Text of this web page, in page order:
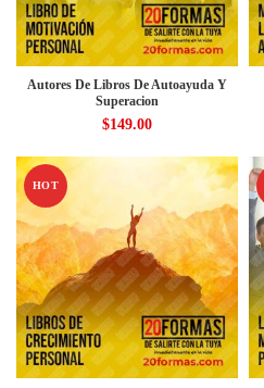
Autores De Libros De Autoayuda Y
Superacion
$149.00
HOT